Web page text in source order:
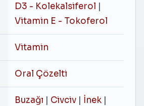
D3 - Kolekalsiferol |
Vitamin E - Tokoferol
Vitamin
Oral Çözelti
Buzağı | Civciv | İnek |